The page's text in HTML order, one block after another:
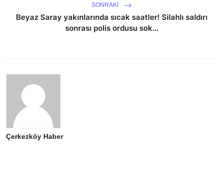
SONRAKI
Beyaz Saray yakınlarında sıcak saatler! Silahlı saldırı
sonrası polis ordusu sok...
Çerkezköy Haber